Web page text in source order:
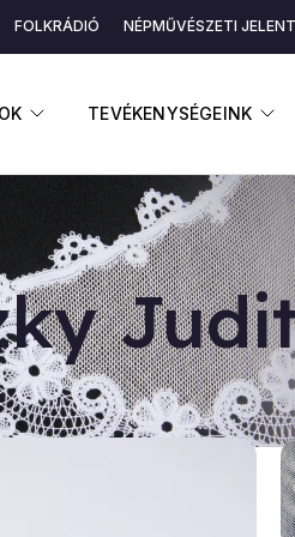
ALMENÜ MEGNYITÁSA
TEVÉKENYSÉGEINK
FOLKRÁDIÓ NÉPMŰVÉSZETI